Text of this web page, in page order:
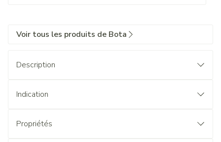
Voir tous les produits de Bota
Description
Indication
Propriétés